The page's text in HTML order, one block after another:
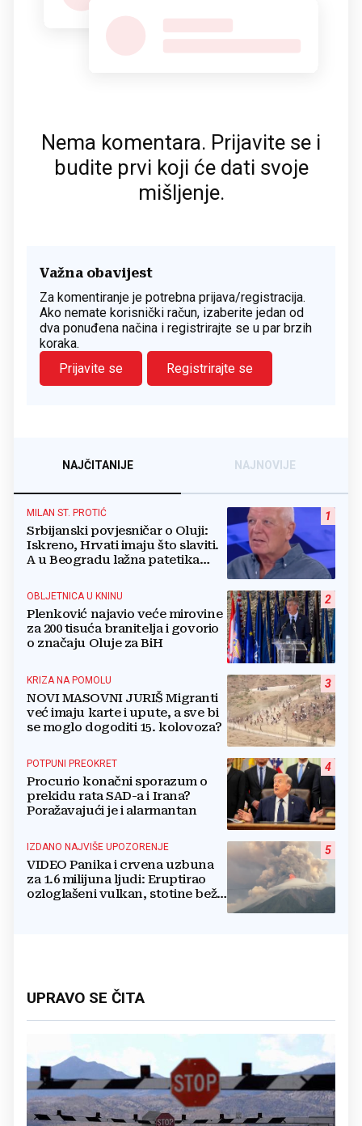
Nema komentara. Prijavite se i
budite prvi koji će dati svoje
mišljenje.
Važna obavijest
Za komentiranje je potrebna prijava/registracija.
Ako nemate korisnički račun, izaberite jedan od
dva ponuđena načina i registrirajte se u par brzih
koraka.
Prijavite se
Registrirajte se
NAJČITANIJE NAJNOVIJE
1
MILAN ST. PROTIĆ
Srbijanski povjesničar o Oluji:
Iskreno, Hrvati imaju što slaviti.
A u Beogradu lažna patetika
2
OBLJETNICA U KNINU
Plenković najavio veće mirovine
za 200 tisuća branitelja i govorio
o značaju Oluje za BiH
3
KRIZA NA POMOLU
NOVI MASOVNI JURIŠ Migranti
već imaju karte i upute, a sve bi
se moglo dogoditi 15. kolovoza?
4
POTPUNI PREOKRET
Procurio konačni sporazum o
prekidu rata SAD-a i Irana?
Poražavajući je i alarmantan
5
IZDANO NAJVIŠE UPOZORENJE
VIDEO Panika i crvena uzbuna
za 1.6 milijuna ljudi: Eruptirao
ozloglašeni vulkan, stotine beže
UPRAVO SE ČITA